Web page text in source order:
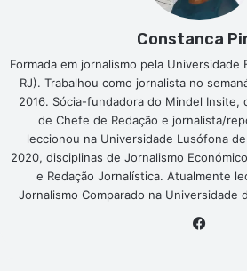
Constanca
Formada em jornalismo pela Universidade
RJ). Trabalhou como jornalista no
2016. Sócia-fundadora do Mindel Insite,
de Chefe de Redação e jornalista/
leccionou na Universidade Lusófona
2020, disciplinas de Jornalismo
e Redação Jornalística. Atualmente
Jornalismo Comparado na Universidade